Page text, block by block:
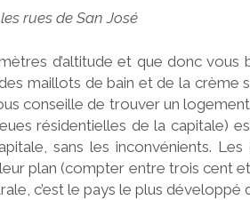
rues de San José
d’altitude et que donc vous
maillots de bain et de la crème
conseille de trouver un
résidentielles de la capitale)
sans les inconvénients. Les
plan (compter entre trois cent
c’est le pays le plus développé